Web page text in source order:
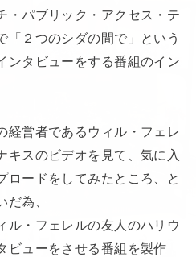
・パブリック・アクセス・テ
「２つのシダの間で」という
ンタビューをする番組のイン
経営者であるウィル・フェレ
キスのビデオを見て、気に入
ロードをしてみたところ、と
だ為、
ル・フェレルの友人のハリウ
ビューをさせる番組を製作